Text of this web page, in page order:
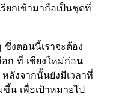
กเข้ามาถือเป็นชุดที่
ซึ่งตอนนี้เราจะต้อง
ก ที่ เชียงใหม่ก่อน
ลังจากนั้นยังมีเวลาที่
ขึ้น เพื่อเป้าหมายไป